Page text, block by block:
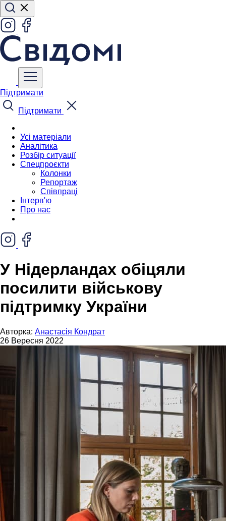
Підтримати
Підтримати
Усі матеріали
Аналітика
Розбір ситуації
Спецпроєкти
Колонки
Репортаж
Співпраці
Інтерв'ю
Про нас
У Нідерландах обіцяли
посилити військову
підтримку України
Авторка: Анастасія Кондрат
26 Вересня 2022